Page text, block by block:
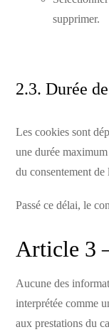
supprimer.
2.3. Durée
Les cookies sont
une durée
du consentement de
Passé ce délai, le
Article 3
Aucune des
interprétée comme
aux prestations du